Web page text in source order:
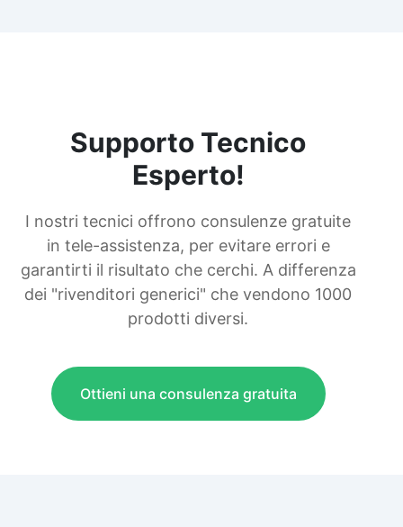
Supporto Tecnico
Esperto!
I nostri tecnici offrono consulenze gratuite
in tele-assistenza, per evitare errori e
garantirti il risultato che cerchi. A differenza
dei "rivenditori generici" che vendono 1000
prodotti diversi.
Ottieni una consulenza gratuita